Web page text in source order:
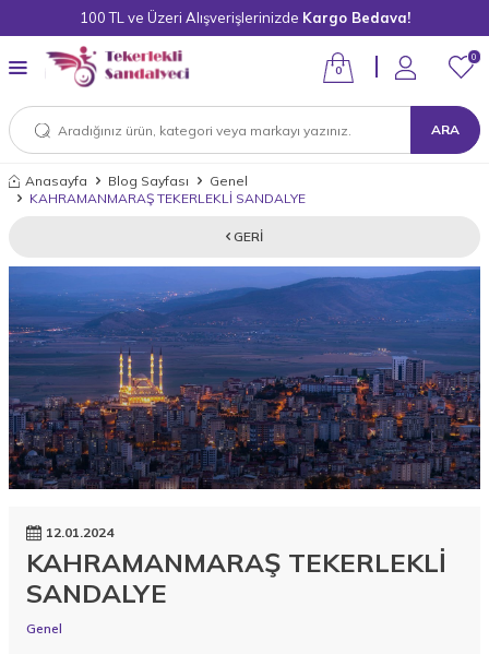
100 TL ve Üzeri Alışverişlerinizde Kargo Bedava!
ARA
0
0
Anasayfa Blog Sayfası
Genel
KAHRAMANMARAŞ TEKERLEKLİ SANDALYE
GERI
12.01.2024
KAHRAMANMARAŞ TEKERLEKLİ
SANDALYE
Genel